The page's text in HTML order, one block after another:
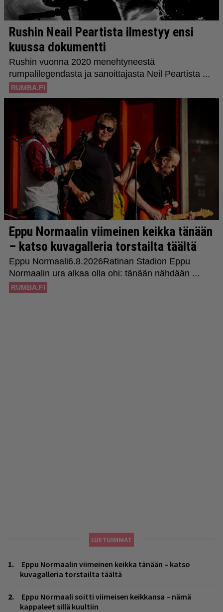
LUETUIMMAT
Eppu Normaalin viimeinen keikka tänään – katso
kuvagalleria torstailta täältä
Eppu Normaali soitti viimeisen keikkansa – nämä
kappaleet sillä kuultiin